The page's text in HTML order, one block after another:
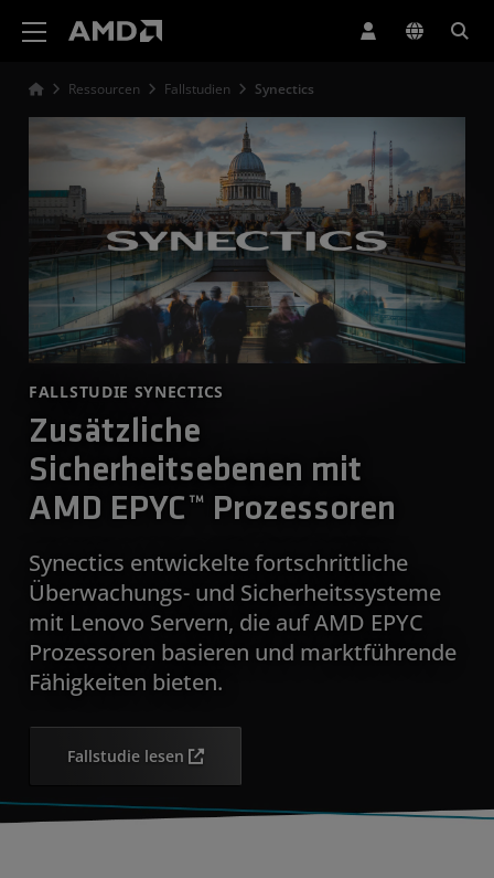
Ressourcen Fallstudien Synectics
FALLSTUDIE SYNECTICS
Zusätzliche
Sicherheitsebenen mit
AMD EPYC™ Prozessoren
Synectics entwickelte fortschrittliche
Überwachungs- und Sicherheitssysteme
mit Lenovo Servern, die auf AMD EPYC
Prozessoren basieren und marktführende
Fähigkeiten bieten.
Fallstudie lesen